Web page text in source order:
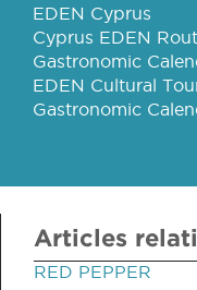
EDEN Cyprus
Cyprus EDEN
Gastronomic
EDEN Cultural
Gastronomic
Articles
RED PEPPER